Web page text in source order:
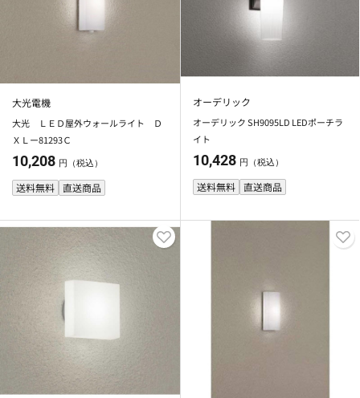
大光電機
大光 ＬＥＤ屋外ウォールライト Ｄ
ＸＬー81293Ｃ
10,208 円（税込）
送料無料 直送商品
オーデリック
オーデリック SH9095LD LEDポーチラ
イト
10,428 円（税込）
送料無料 直送商品